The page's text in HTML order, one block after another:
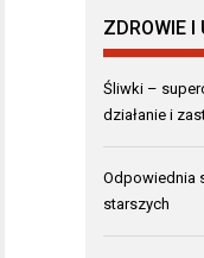
ZDROWIE I
Śliwki –
działanie i
Odpowiednia
starszych